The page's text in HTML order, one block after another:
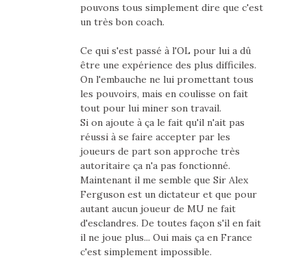
pouvons tous simplement dire que c'est
un très bon coach.
Ce qui s'est passé à l'OL pour lui a dû
être une expérience des plus difficiles.
On l'embauche ne lui promettant tous
les pouvoirs, mais en coulisse on fait
tout pour lui miner son travail.
Si on ajoute à ça le fait qu'il n'ait pas
réussi à se faire accepter par les
joueurs de part son approche très
autoritaire ça n'a pas fonctionné.
Maintenant il me semble que Sir Alex
Ferguson est un dictateur et que pour
autant aucun joueur de MU ne fait
d'esclandres. De toutes façon s'il en fait
il ne joue plus... Oui mais ça en France
c'est simplement impossible.